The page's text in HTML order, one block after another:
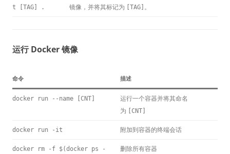
t [TAG] .
镜像，并将其标记为 [TAG] 。
运行 Docker 镜像
命令 描述
docker run --name [CNT]
运行一个容器并将其命名
为 [CNT]
docker run -it 附加到容器的终端会话
docker rm -f $(docker ps -
删除所有容器